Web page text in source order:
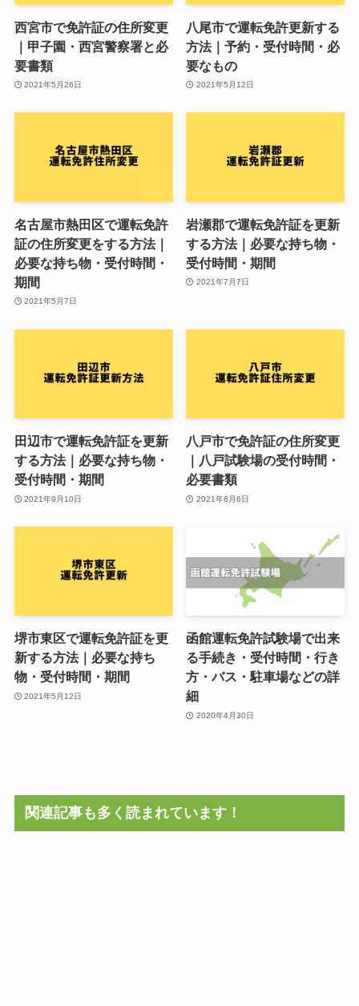
西宮市で免許証の住所変更
｜甲子園・西宮警察署と必
要書類
2021年5月26日
八尾市で運転免許更新する
方法｜予約・受付時間・必
要なもの
2021年5月12日
名古屋市熱田区で運転免許
証の住所変更をする方法｜
必要な持ち物・受付時間・
期間
2021年5月7日
岩瀬郡で運転免許証を更新
する方法｜必要な持ち物・
受付時間・期間
2021年7月7日
田辺市で運転免許証を更新
する方法｜必要な持ち物・
受付時間・期間
2021年9月10日
八戸市で免許証の住所変更
｜八戸試験場の受付時間・
必要書類
2021年6月6日
堺市東区で運転免許証を更
新する方法｜必要な持ち
物・受付時間・期間
2021年5月12日
函館運転免許試験場で出来
る手続き・受付時間・行き
方・バス・駐車場などの詳
細
2020年4月30日
関連記事も多く読まれています！